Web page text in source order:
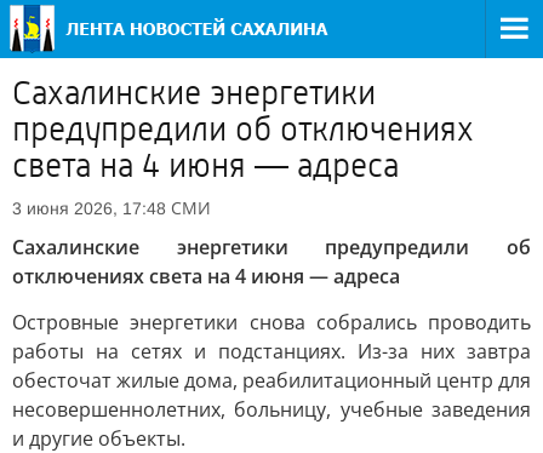
Сахалинские энергетики
предупредили об отключениях
света на 4 июня — адреса
3 июня 2026, 17:48 СМИ
Сахалинские энергетики предупредили об
отключениях света на 4 июня — адреса
Островные энергетики снова собрались проводить
работы на сетях и подстанциях. Из-за них завтра
обесточат жилые дома, реабилитационный центр для
несовершеннолетних, больницу, учебные заведения
и другие объекты.